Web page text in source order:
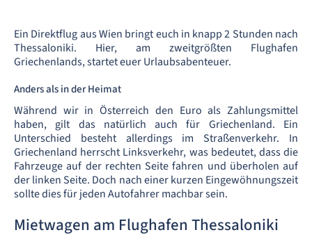
Ein Direktflug aus Wien bringt euch in knapp 2 Stunden nach
Thessaloniki. Hier, am zweitgrößten Flughafen
Griechenlands, startet euer Urlaubsabenteuer.
Anders als in der Heimat
Während wir in Österreich den Euro als Zahlungsmittel
haben, gilt das natürlich auch für Griechenland. Ein
Unterschied besteht allerdings im Straßenverkehr. In
Griechenland herrscht Linksverkehr, was bedeutet, dass die
Fahrzeuge auf der rechten Seite fahren und überholen auf
der linken Seite. Doch nach einer kurzen Eingewöhnungszeit
sollte dies für jeden Autofahrer machbar sein.
Mietwagen am Flughafen Thessaloniki